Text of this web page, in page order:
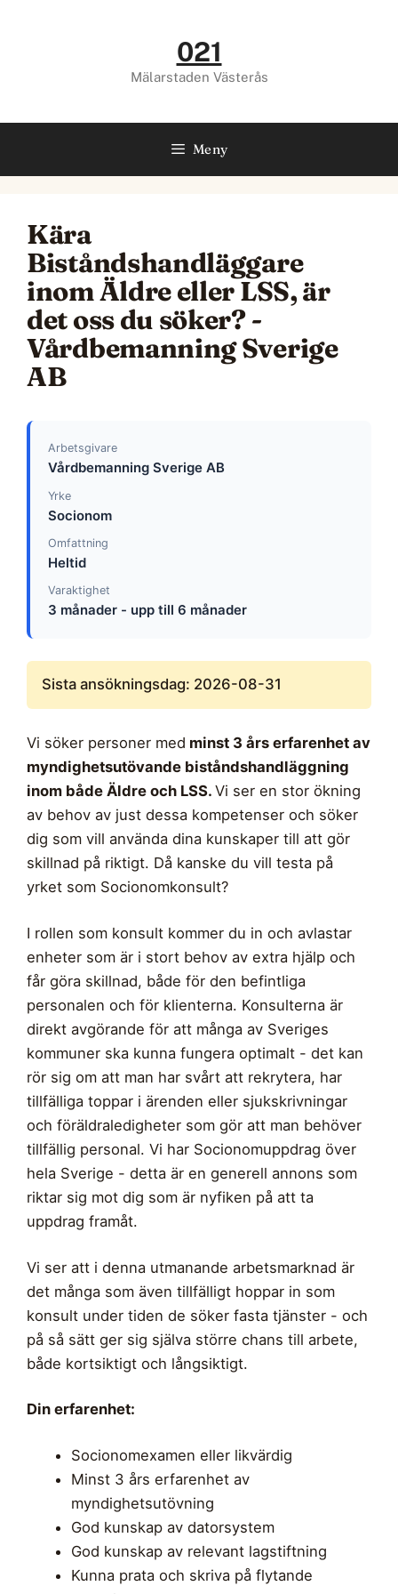
021
Mälarstaden Västerås
Meny
Kära
Biståndshandläggare
inom Äldre eller LSS, är
det oss du söker? -
Vårdbemanning Sverige
AB
Arbetsgivare
Vårdbemanning Sverige AB
Yrke
Socionom
Omfattning
Heltid
Varaktighet
3 månader - upp till 6 månader
Sista ansökningsdag: 2026-08-31
Vi söker personer med minst 3 års erfarenhet av
myndighetsutövande biståndshandläggning
inom både Äldre och LSS. Vi ser en stor ökning
av behov av just dessa kompetenser och söker
dig som vill använda dina kunskaper till att gör
skillnad på riktigt. Då kanske du vill testa på
yrket som Socionomkonsult?
I rollen som konsult kommer du in och avlastar
enheter som är i stort behov av extra hjälp och
får göra skillnad, både för den befintliga
personalen och för klienterna. Konsulterna är
direkt avgörande för att många av Sveriges
kommuner ska kunna fungera optimalt - det kan
rör sig om att man har svårt att rekrytera, har
tillfälliga toppar i ärenden eller sjukskrivningar
och föräldraledigheter som gör att man behöver
tillfällig personal. Vi har Socionomuppdrag över
hela Sverige - detta är en generell annons som
riktar sig mot dig som är nyfiken på att ta
uppdrag framåt.
Vi ser att i denna utmanande arbetsmarknad är
det många som även tillfälligt hoppar in som
konsult under tiden de söker fasta tjänster - och
på så sätt ger sig själva större chans till arbete,
både kortsiktigt och långsiktigt.
Din erfarenhet:
Socionomexamen eller likvärdig
Minst 3 års erfarenhet av
myndighetsutövning
God kunskap av datorsystem
God kunskap av relevant lagstiftning
Kunna prata och skriva på flytande